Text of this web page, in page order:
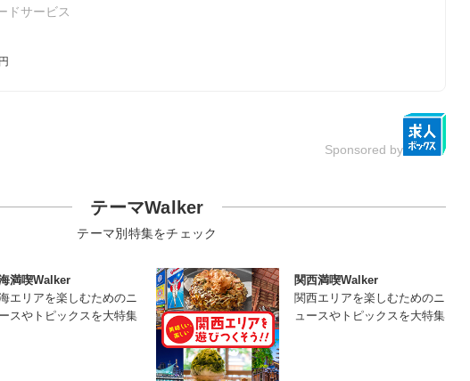
ドサービス
Sponsored by
テーマWalker
テーマ別特集をチェック
満喫Walker
エリアを楽しむためのニ
スやトピックスを大特集
関西満喫Walker
関西エリアを楽しむためのニ
ュースやトピックスを大特集